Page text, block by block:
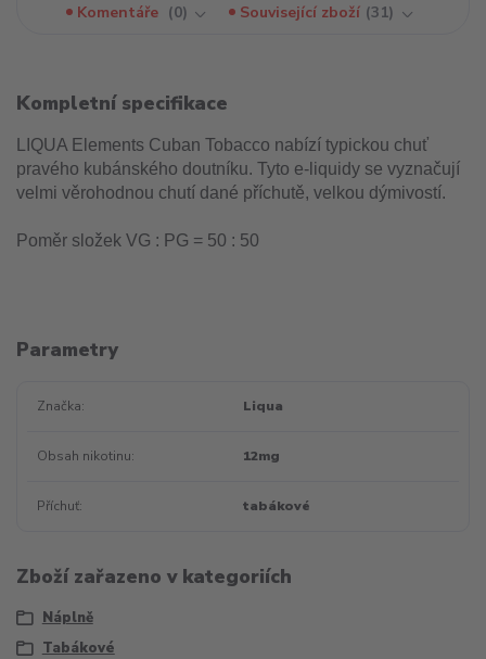
Komentáře
0 Související zboží 31
Kompletní specifikace
LIQUA Elements Cuban Tobacco nabízí typickou chuť
pravého kubánského doutníku. Tyto e-liquidy se vyznačují
velmi věrohodnou chutí dané příchutě, velkou dýmivostí.
Poměr složek VG : PG = 50 : 50
Parametry
Značka Liqua
Obsah nikotinu 12mg
Příchuť tabákové
Zboží zařazeno v kategoriích
Náplně
Tabákové